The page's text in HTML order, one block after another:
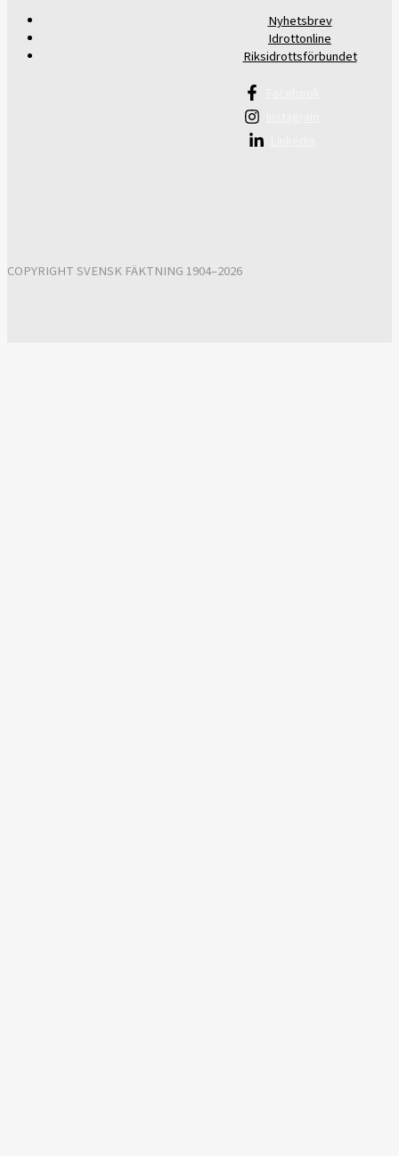
Nyhetsbrev
Idrottonline
Riksidrottsförbundet
COPYRIGHT SVENSK FÄKTNING 1904–2026